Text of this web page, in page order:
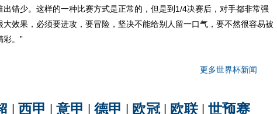
错少。这样的一种比赛方式是正常的，但是到1/4决赛后，对手都非常强
效果，必须要进攻，要冒险，坚决不能给别人留一口气，要不然很容易被
彩。”
更多世界杯新闻